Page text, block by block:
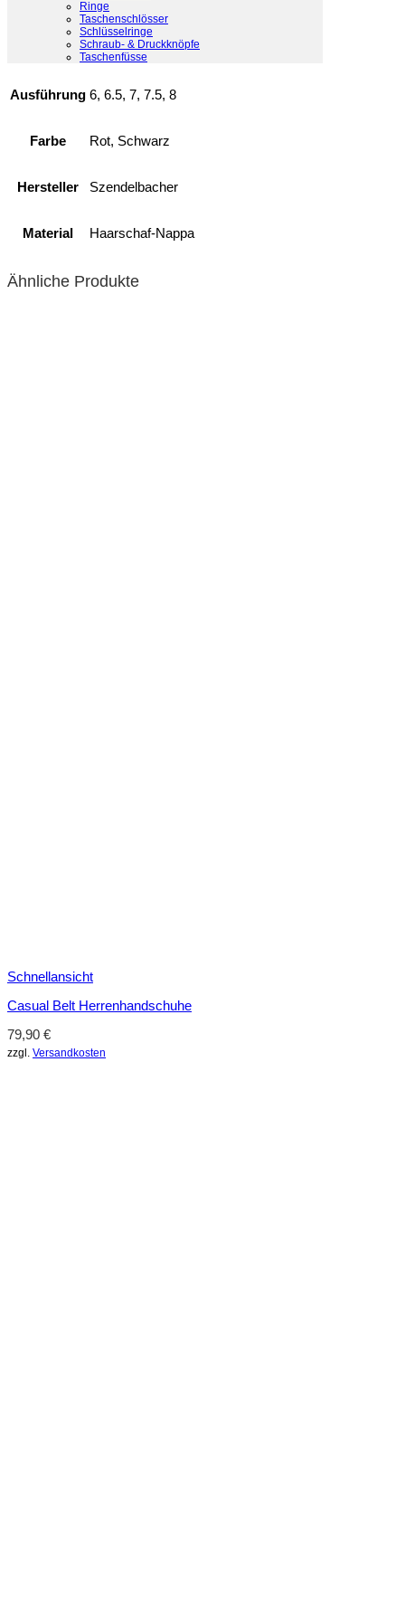
Ringe
Taschenschlösser
Schlüsselringe
Schraub- & Druckknöpfe
Taschenfüsse
Ausführung 6, 6.5, 7, 7.5, 8
Farbe Rot, Schwarz
Hersteller Szendelbacher
Material Haarschaf-Nappa
Ähnliche Produkte
Schnellansicht
Casual Belt Herrenhandschuhe
79,90 €
zzgl. Versandkosten